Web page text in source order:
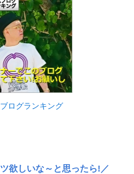
ログランキング
欲しいな～と思ったら!／